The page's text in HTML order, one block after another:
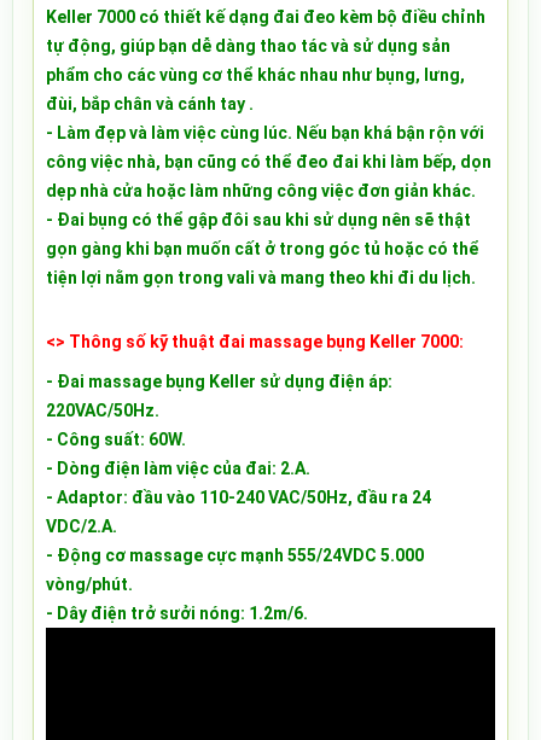
Keller 7000 có thiết kế dạng đai đeo kèm bộ điều chỉnh
tự động, giúp bạn dễ dàng thao tác và sử dụng sản
phẩm cho các vùng cơ thể khác nhau như bụng, lưng,
đùi, bắp chân và cánh tay .
- Làm đẹp và làm việc cùng lúc. Nếu bạn khá bận rộn với
công việc nhà, bạn cũng có thể đeo đai khi làm bếp, dọn
dẹp nhà cửa hoặc làm những công việc đơn giản khác.
- Đai bụng có thể gập đôi sau khi sử dụng nên sẽ thật
gọn gàng khi bạn muốn cất ở trong góc tủ hoặc có thể
tiện lợi nằm gọn trong vali và mang theo khi đi du lịch.
<> Thông số kỹ thuật đai massage bụng Keller 7000:
- Đai massage bụng Keller sử dụng điện áp:
220VAC/50Hz.
- Công suất: 60W.
- Dòng điện làm việc của đai: 2.A.
- Adaptor: đầu vào 110-240 VAC/50Hz, đầu ra 24
VDC/2.A.
- Động cơ massage cực mạnh 555/24VDC 5.000
vòng/phút.
- Dây điện trở sưởi nóng: 1.2m/6.